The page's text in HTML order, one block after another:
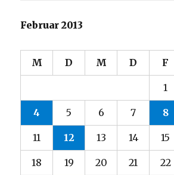
Februar 2013
M D M D F
1
4 5 6 7 8
11 12 13 14 15
18 19 20 21 22